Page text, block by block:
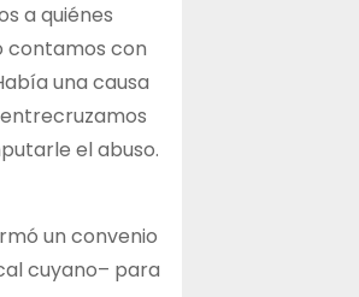
a quiénes
contamos con
una causa
el abuso.
un convenio
cuyano– para